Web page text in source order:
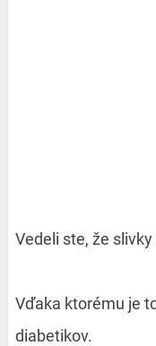
Vedeli ste, že
Vďaka ktorému je
diabetikov.